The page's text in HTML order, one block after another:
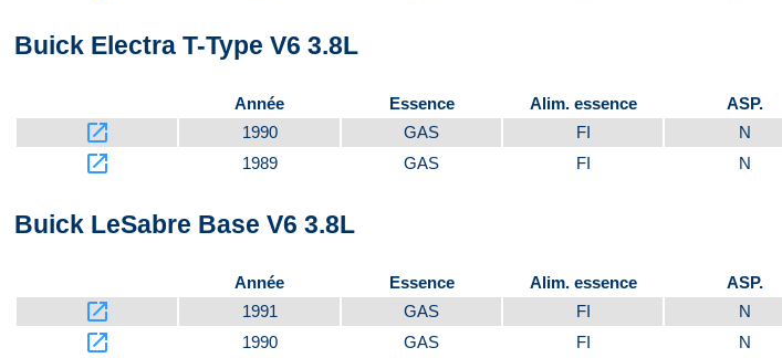
Buick Electra T-Type V6 3.8L
Année Essence Alim. essence ASP.
launch 1990 GAS FI N
launch 1989 GAS FI N
Buick LeSabre Base V6 3.8L
Année Essence Alim. essence ASP.
launch 1991 GAS FI N
launch 1990 GAS FI N